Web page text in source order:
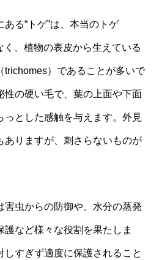
る“トゲ”は、本当のトゲ
く、植物の表皮から生えている
trichomes）であることが多いで
性の硬い毛で、葉の上面や下面
っとした感触を与えます。外見
ありますが、刺さらないものが
害虫からの防御や、水分の蒸発
など様々な役割を果たしま
すぎず適度に保護されること